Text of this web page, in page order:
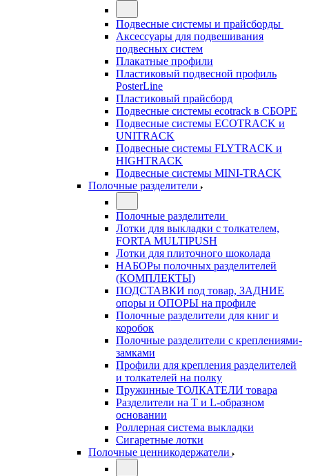
Подвесные системы и прайсборды
Аксессуары для подвешивания
подвесных систем
Плакатные профили
Пластиковый подвесной профиль
PosterLine
Пластиковый прайсборд
Подвесные системы ecotrack в СБОРЕ
Подвесные системы ECOTRACK и
UNITRACK
Подвесные системы FLYTRACK и
HIGHTRACK
Подвесные системы MINI-TRACK
Полочные разделители
Полочные разделители
Лотки для выкладки с толкателем,
FORTA MULTIPUSH
Лотки для плиточного шоколада
НАБОРы полочных разделителей
(КОМПЛЕКТЫ)
ПОДСТАВКИ под товар, ЗАДНИЕ
опоры и ОПОРЫ на профиле
Полочные разделители для книг и
коробок
Полочные разделители с креплениями-
замками
Профили для крепления разделителей
и толкателей на полку
Пружинные ТОЛКАТЕЛИ товара
Разделители на Т и L-образном
основании
Роллерная система выкладки
Сигаретные лотки
Полочные ценникодержатели